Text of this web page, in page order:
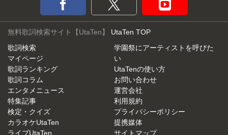
無料歌詞検索サイト【UtaTen】 UtaTen TOP
歌詞検索
マイページ
歌詞ランキング
歌詞コラム
エンタメニュース
特集記事
検定・クイズ
カラオケUtaTen
ライブUtaTen
学園祭にアーティストを呼びた
い
UtaTenの使い方
お問い合わせ
運営会社
利用規約
プライバシーポリシー
提携媒体
サイトマップ